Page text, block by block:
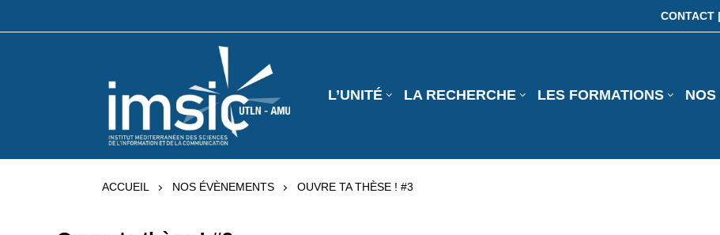
CONTACT |
L’UNITÉ LA RECHERCHE LES FORMATIONS NOS
ACCUEIL NOS ÉVÈNEMENTS OUVRE TA THÈSE ! #3